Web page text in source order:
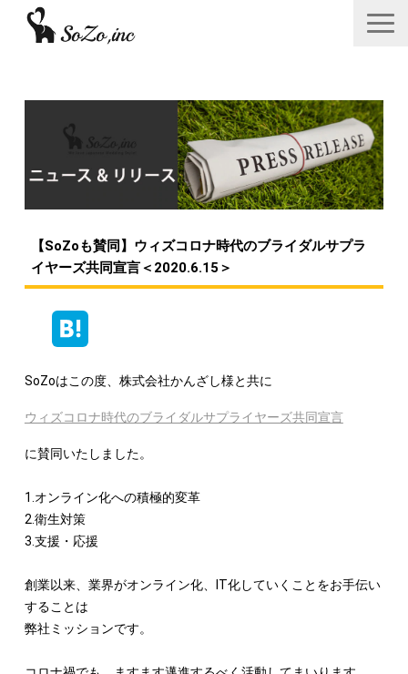
ニュース＆リリース
サービス一覧
あつみゆりかオフィシャル情報
【SoZoも賛同】ウィズコロナ時代のブライダルサプラ
イヤーズ共同宣言＜2020.6.15＞
SoZoはこの度、株式会社かんざし様と共に
ウィズコロナ時代のブライダルサプライヤーズ共同宣言
に賛同いたしました。
1.オンライン化への積極的変革
2.衛生対策
3.支援・応援
創業以来、業界がオンライン化、IT化していくことをお手伝い
することは
弊社ミッションです。